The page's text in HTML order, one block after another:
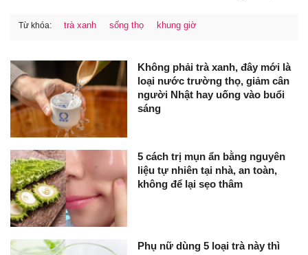
Từ khóa: trà xanh sống thọ khung giờ
Không phải trà xanh, đây mới là
loại nước trường thọ, giảm cân
người Nhật hay uống vào buổi
sáng
5 cách trị mụn ẩn bằng nguyên
liệu tự nhiên tại nhà, an toàn,
không để lại sẹo thâm
Phụ nữ dùng 5 loại trà này thì